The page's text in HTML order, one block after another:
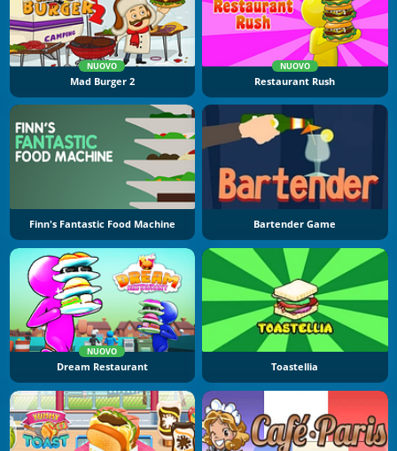
NUOVO
Mad Burger 2
NUOVO
Restaurant Rush
Finn's Fantastic Food Machine Bartender Game
NUOVO
Dream Restaurant Toastellia